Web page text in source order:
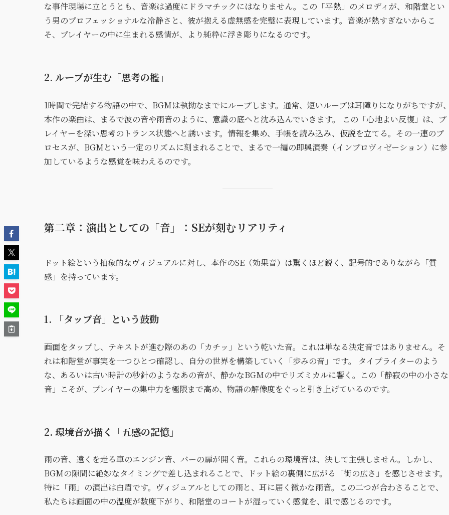
な事件現場に立とうとも、音楽は過度にドラマチックにはなりません。この「平熱」のメロディが、和階堂とい
う男のプロフェッショナルな冷静さと、彼が抱える虚無感を完璧に表現しています。音楽が熱すぎないからこ
そ、プレイヤーの中に生まれる感情が、より純粋に浮き彫りになるのです。
2. ループが生む「思考の檻」
1時間で完結する物語の中で、BGMは執拗なまでにループします。通常、短いループは耳障りになりがちですが
本作の楽曲は、まるで波の音や雨音のように、意識の底へと沈み込んでいきます。 この「心地よい反復」は、プ
レイヤーを深い思考のトランス状態へと誘います。情報を集め、手帳を読み込み、仮説を立てる。その一連のプ
ロセスが、BGMという一定のリズムに刻まれることで、まるで一編の即興演奏（インプロヴィゼーション）に参
加しているような感覚を味わえるのです。
第二章：演出としての「音」：SEが刻むリアリティ
ドット絵という抽象的なヴィジュアルに対し、本作のSE（効果音）は驚くほど鋭く、記号的でありながら「質
感」を持っています。
1. 「タップ音」という鼓動
画面をタップし、テキストが進む際のあの「カチッ」という乾いた音。これは単なる決定音ではありません。そ
れは和階堂が事実を一つひとつ確認し、自分の世界を構築していく「歩みの音」です。 タイプライターのよう
な、あるいは古い時計の秒針のようなあの音が、静かなBGMの中でリズミカルに響く。この「静寂の中の小さな
音」こそが、プレイヤーの集中力を極限まで高め、物語の解像度をぐっと引き上げているのです。
2. 環境音が描く「五感の記憶」
雨の音、遠くを走る車のエンジン音、バーの扉が開く音。これらの環境音は、決して主張しません。しかし、
BGMの隙間に絶妙なタイミングで差し込まれることで、ドット絵の裏側に広がる「街の広さ」を感じさせます。
特に「雨」の演出は白眉です。ヴィジュアルとしての雨と、耳に届く微かな雨音。この二つが合わさることで、
私たちは画面の中の温度が数度下がり、和階堂のコートが湿っていく感覚を、肌で感じるのです。